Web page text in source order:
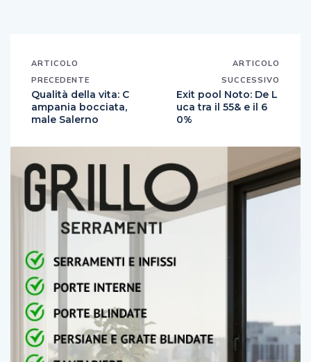
ARTICOLO
PRECEDENTE
Qualità della vita: C
ampania bocciata,
male Salerno
ARTICOLO
SUCCESSIVO
Exit pool Noto: De L
uca tra il 55& e il 6
0%